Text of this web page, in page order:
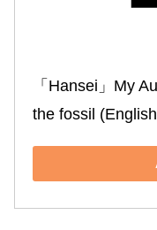
「Hansei」My
the fossil